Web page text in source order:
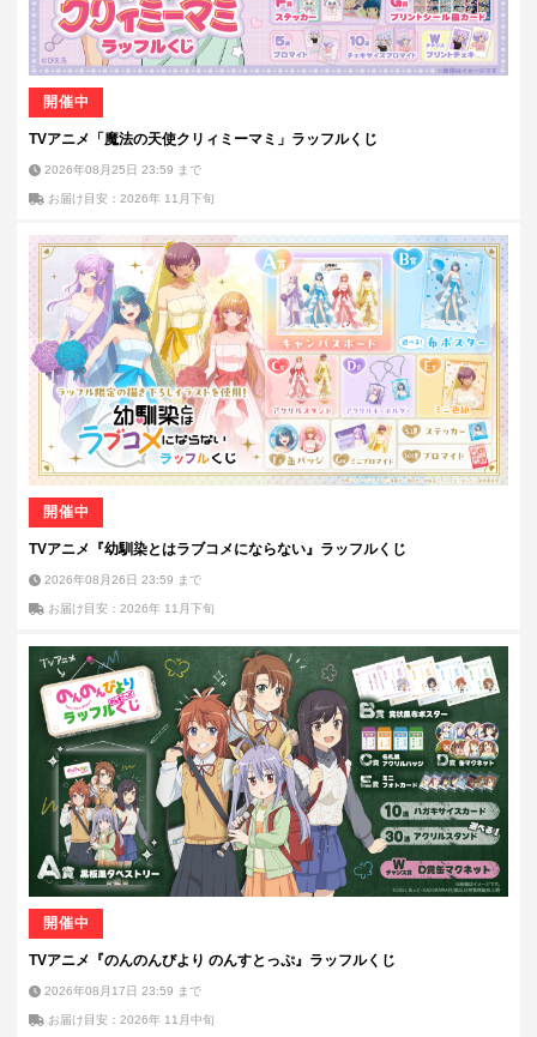
開催中
TVアニメ「魔法の天使クリィミーマミ」ラッフルくじ
2026年08月25日 23:59 まで
お届け目安：2026年 11月下旬
開催中
TVアニメ『幼馴染とはラブコメにならない』ラッフルくじ
2026年08月26日 23:59 まで
お届け目安：2026年 11月下旬
開催中
TVアニメ『のんのんびより のんすとっぷ』ラッフルくじ
2026年08月17日 23:59 まで
お届け目安：2026年 11月中旬